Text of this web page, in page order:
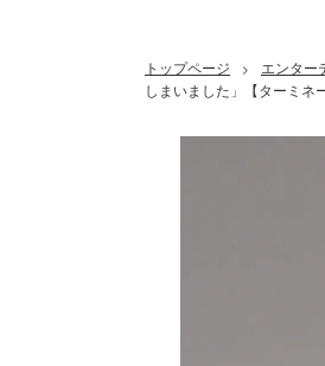
トップページ > エンター
しまいました」【ターミネ